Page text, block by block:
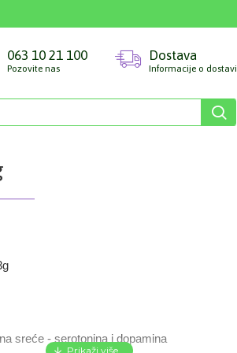
063 10 21 100
Pozovite nas
Dostava
Informacije o dostavi
sreće - serotonina i dopamina